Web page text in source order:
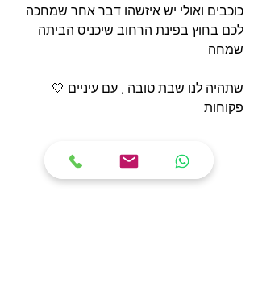
כוכבים ואולי יש איזשהו דבר אחר שמחכה
לכם בחוץ בפינת הרחוב שיכניס הביתה
שמחה
🤍
פקוחות